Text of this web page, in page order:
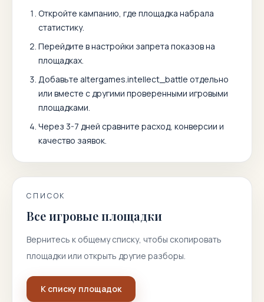
Откройте кампанию, где площадка набрала
статистику.
Перейдите в настройки запрета показов на
площадках.
Добавьте altergames.intellect_battle отдельно
или вместе с другими проверенными игровыми
площадками.
Через 3-7 дней сравните расход, конверсии и
качество заявок.
СПИСОК
Все игровые площадки
Вернитесь к общему списку, чтобы скопировать
площадки или открыть другие разборы.
К списку площадок